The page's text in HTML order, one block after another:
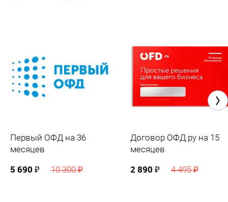
Первый ОФД на 36
месяцев
5 690 ₽ 10 300 ₽
Договор ОФД.ру на 15
месяцев
2 890 ₽ 4 495 ₽